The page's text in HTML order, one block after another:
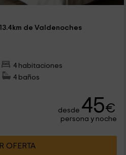
de Valdenoches
4 habitaciones
4 baños
desde 45€
persona y noche
OFERTA